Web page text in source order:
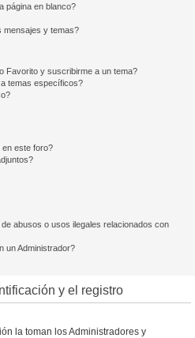
página en blanco?
mensajes y temas?
Favorito y suscribirme a un tema?
temas específicos?
este foro?
abusos o usos ilegales relacionados con
un Administrador?
y el registro
la toman los Administradores y